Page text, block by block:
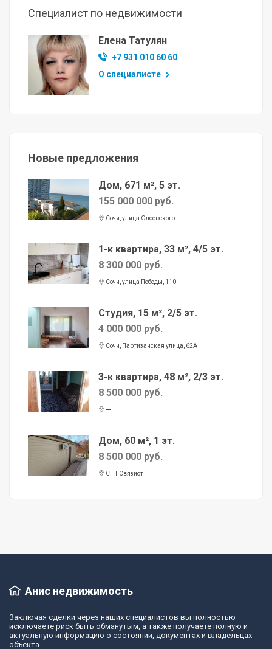
Специалист по недвижимости
Елена Татулян
+7 931 010 60 60
О специалисте
Новые предложения
Дом, 671 м², 5 эт.
155 000 000 руб.
Сочи, улица Одоевского
1-к квартира, 33 м², 4/5 эт.
8 300 000 руб.
Сочи, улица Победы, 110
Студия, 15 м², 2/5 эт.
4 000 000 руб.
Сочи, Партизанская улица, 62А
3-к квартира, 48 м², 2/3 эт.
8 500 000 руб.
Дом, 60 м², 1 эт.
8 500 000 руб.
СНТ Связист
Анис недвижимость
Заключая сделки через наших специалистов вы полностью
исключаете риск быть обманутым, а также получаете полную и
актуальную информацию о состоянии, документах и владельцах
объекта.